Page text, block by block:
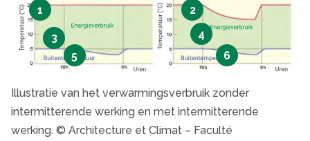
1 2
3
4
5
6
Illustratie van het verwarmingsverbruik zonder
intermitterende werking en met intermitterende
werking. © Architecture et Climat – Faculté